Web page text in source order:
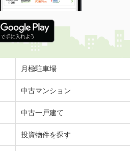
月極駐車場
中古マンション
中古一戸建て
投資物件を探す